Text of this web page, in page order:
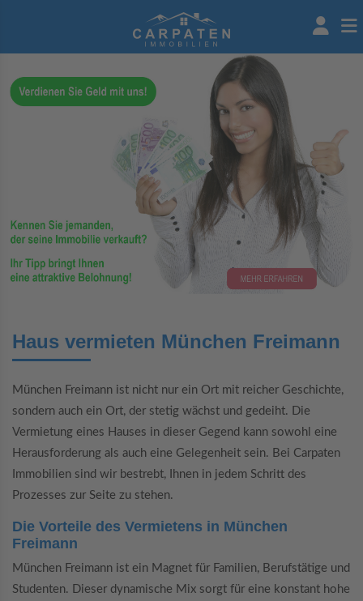
Haus vermieten München Freimann
München Freimann ist nicht nur ein Ort mit reicher Geschichte,
sondern auch ein Ort, der stetig wächst und gedeiht. Die
Vermietung eines Hauses in dieser Gegend kann sowohl eine
Herausforderung als auch eine Gelegenheit sein. Bei Carpaten
Immobilien sind wir bestrebt, Ihnen in jedem Schritt des
Prozesses zur Seite zu stehen.
Die Vorteile des Vermietens in München
Freimann
München Freimann ist ein Magnet für Familien, Berufstätige und
Studenten. Dieser dynamische Mix sorgt für eine konstant hohe